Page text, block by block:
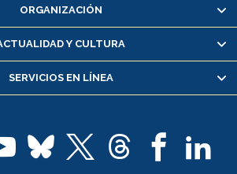
y certificado de notas
Servicio médico y dental
de arancel y crédito alumnos
Docentes
ORGANIZACIÓN
Y CULTURA
SERVICIOS EN LÍNEA